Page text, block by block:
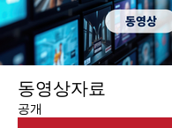
동영상자료
공개